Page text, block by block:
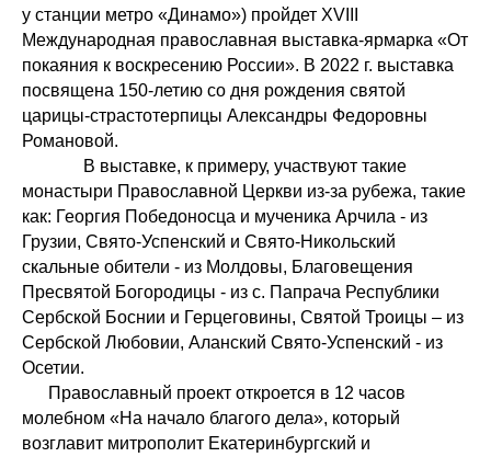
у станции метро «Динамо») пройдет XVIII
Международная православная выставка-ярмарка «От
покаяния к воскресению России». В 2022 г. выставка
посвящена 150-летию со дня рождения святой
царицы-страстотерпицы Александры Федоровны
Романовой.
В выставке, к примеру, участвуют такие
монастыри Православной Церкви из-за рубежа, такие
как: Георгия Победоносца и мученика Арчила - из
Грузии, Свято-Успенский и Свято-Никольский
скальные обители - из Молдовы, Благовещения
Пресвятой Богородицы - из с. Папрача Республики
Сербской Боснии и Герцеговины, Святой Троицы – из
Сербской Любовии, Аланский Свято-Успенский - из
Осетии.
Православный проект откроется в 12 часов
молебном «На начало благого дела», который
возглавит митрополит Екатеринбургский и